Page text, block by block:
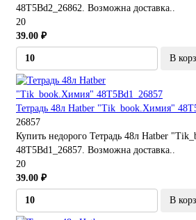
48Т5Bd2_26862. Возможна доставка..
20
39.00 ₽
В
Тетрадь 48л Hatber "Tik_book.Химия"
26857
Купить недорого Тетрадь 48л Hatber
48Т5Bd1_26857. Возможна доставка..
20
39.00 ₽
В